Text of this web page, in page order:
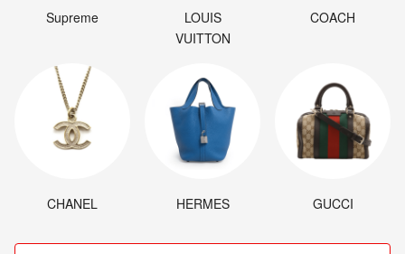
Supreme
LOUIS
VUITTON
COACH
CHANEL HERMES GUCCI